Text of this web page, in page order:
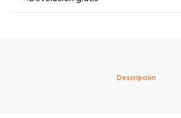
Descripción